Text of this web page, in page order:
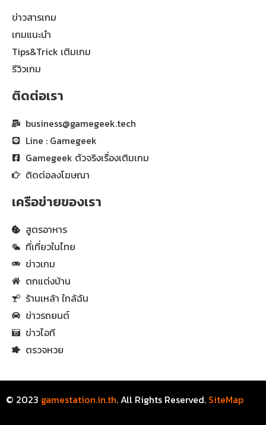
ข่าวสารเกม
เกมแนะนำ
Tips&Trick เติมเกม
รีวิวเกม
ติดต่อเรา
business@gamegeek.tech
Line : Gamegeek
Gamegeek ตัวจริงเรื่องเติมเกม
ติดต่อลงโฆษณา
เครือข่ายของเรา
สูตรอาหาร
ที่เที่ยวในไทย
ข่าวเกม
ตกแต่งบ้าน
ร้านเหล้า ใกล้ฉัน
ข่าวรถยนต์
ข่าวไอที
ตรวจหวย
© 2023 gamestation.in.th. All Rights Reserved. SiteMap